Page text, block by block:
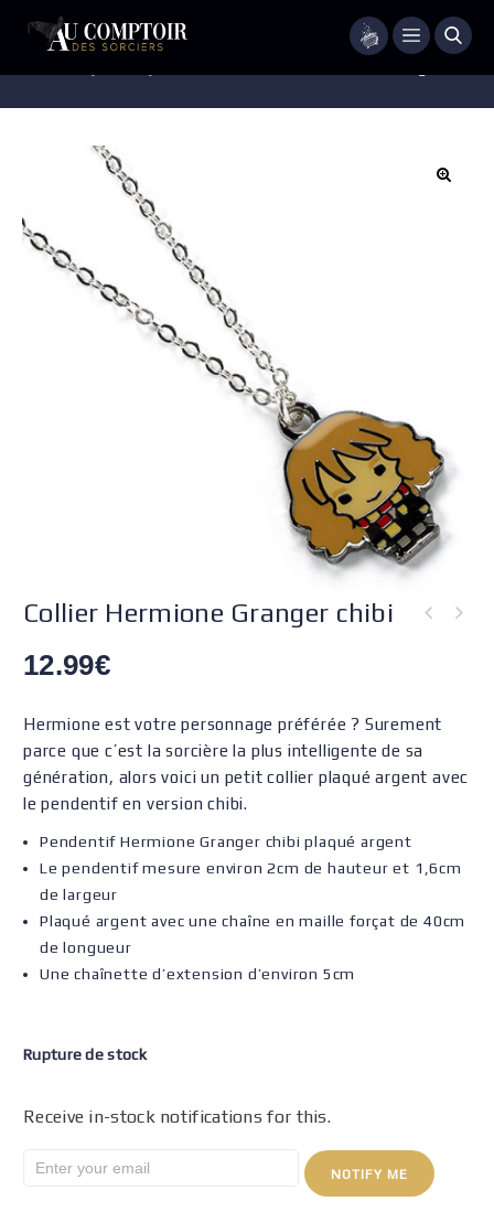
Menu
Collier Hermione Granger chibi
12.99€
Hermione est votre personnage préférée ? Surement
parce que c’est la sorcière la plus intelligente de sa
génération, alors voici un petit collier plaqué argent avec
le pendentif en version chibi.
Pendentif Hermione Granger chibi plaqué argent
Le pendentif mesure environ 2cm de hauteur et 1,6cm
de largeur
Plaqué argent avec une chaîne en maille forçat de 40cm
de longueur
Une chaînette d’extension d’environ 5cm
Rupture de stock
Receive in-stock notifications for this.
NOTIFY ME